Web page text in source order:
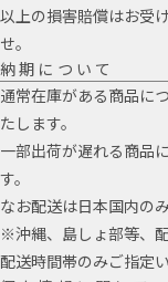
以上の損害賠償はお受
せ。
納期について
通常在庫がある商品に
たします。
一部出荷が遅れる商品
す。
なお配送は日本国内の
※沖縄、島しょ部等、
配送時間帯のみご指定